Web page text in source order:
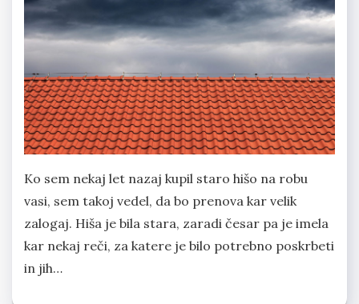
Ko sem nekaj let nazaj kupil staro hišo na robu
vasi, sem takoj vedel, da bo prenova kar velik
zalogaj. Hiša je bila stara, zaradi česar pa je imela
kar nekaj reči, za katere je bilo potrebno poskrbeti
in jih…